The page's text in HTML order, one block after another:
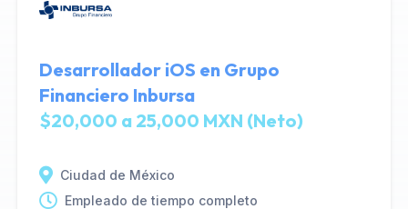
Desarrollador iOS en Grupo
Financiero Inbursa
$20,000 a 25,000 MXN (Neto)
Ciudad de México
Empleado de tiempo completo